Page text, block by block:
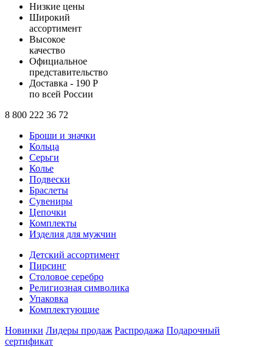
Низкие цены
Широкий
ассортимент
Высокое
качество
Официальное
представительство
Доставка - 190 Р
по всей России
8 800 222 36 72
Броши и значки
Кольца
Серьги
Колье
Подвески
Браслеты
Сувениры
Цепочки
Комплекты
Изделия для мужчин
Детский ассортимент
Пирсинг
Столовое серебро
Религиозная символика
Упаковка
Комплектующие
Новинки Лидеры продаж Распродажа Подарочный
сертификат